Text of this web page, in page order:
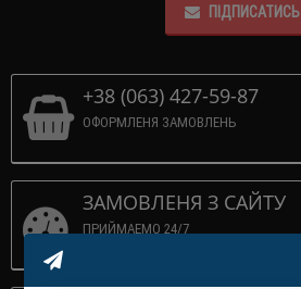
ПІДПИСАТИСЬ
+38 (063) 427-59-87
ОФОРМЛЕНЯ ЗАМОВЛЕНЬ
ЗАМОВЛЕНЯ З САЙТУ
ПРИЙМАЕМО 24/7